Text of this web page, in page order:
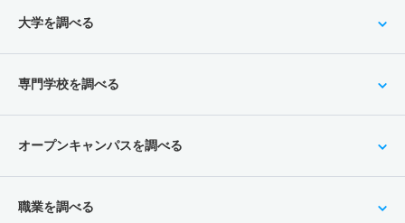
大学を調べる
専門学校を調べる
オープンキャンパスを調べる
職業を調べる